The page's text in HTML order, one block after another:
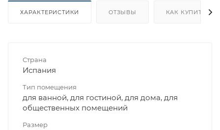
ХАРАКТЕРИСТИКИ ОТЗЫВЫ КАК КУПИТЬ
Страна
Испания
Тип помещения
для ванной, для гостиной, для дома, для
общественных помещений
Размер